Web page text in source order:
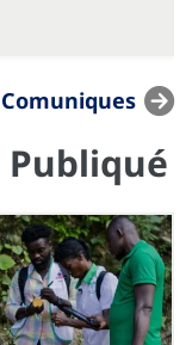
Publiqué